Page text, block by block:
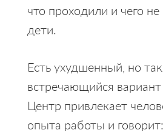
что проходили и чего
дети.
Есть ухудшенный, но
встречающийся
Центр привлекает
опыта работы и